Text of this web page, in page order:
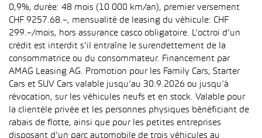
0,9%, durée: 48 mois (10 000 km/an), premier versement
CHF 9257.68.–, mensualité de leasing du véhicule: CHF
299.–/mois, hors assurance casco obligatoire. L’octroi d’un
crédit est interdit s’il entraîne le surendettement de la
consommatrice ou du consommateur. Financement par
AMAG Leasing AG. Promotion pour les Family Cars, Starter
Cars et SUV Cars valable jusqu’au 30.9.2026 ou jusqu’à
révocation, sur les véhicules neufs et en stock. Valable pour
la clientèle privée et les personnes physiques bénéficiant de
rabais de flotte, ainsi que pour les petites entreprises
disposant d’un parc automobile de trois véhicules au